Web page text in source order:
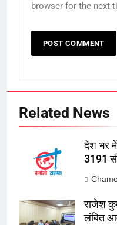
browser for the next
Related News
देश भर
3191
राजेश
लंबित